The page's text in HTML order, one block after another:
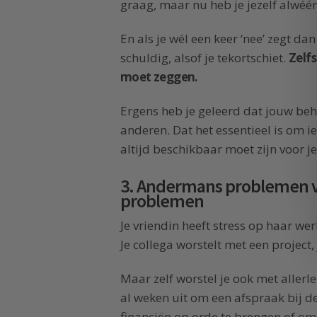
graag, maar nu heb je jezelf
En als je wél een keer ‘nee’ zegt
schuldig, alsof je tekortschiet.
moet zeggen.
Ergens heb je geleerd dat jouw
anderen. Dat het essentieel is om
altijd beschikbaar moet zijn voor je
3. Andermans problemen
problemen
Je vriendin heeft stress op haar
Je collega worstelt met een
Maar zelf worstel je ook met
al weken uit om een afspraak bij